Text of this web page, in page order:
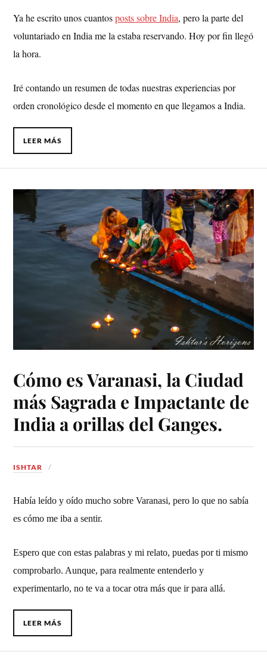
Ya he escrito unos cuantosposts sobre India, pero la parte del
voluntariado en India me la estaba reservando. Hoy por fin llegó
la hora.
Iré contando un resumen de todas nuestras experiencias por
orden cronológico desde el momento en que llegamos a India.
LEER MÁS
Cómo es Varanasi, la Ciudad
más Sagrada e Impactante de
India a orillas del Ganges.
ISHTAR
Había leído y oído mucho sobre Varanasi, pero lo que no sabía
es cómo me iba a sentir.
Espero que con estas palabras y mi relato, puedas por ti mismo
comprobarlo. Aunque, para realmente entenderlo y
experimentarlo, no te va a tocar otra más que ir para allá.
LEER MÁS